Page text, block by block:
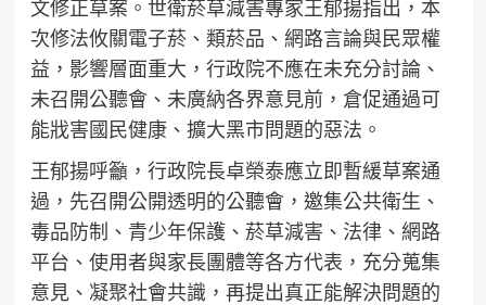
文修正草案。世衛菸草減害專家王郁揚指出，本
次修法攸關電子菸、類菸品、網路言論與民眾權
益，影響層面重大，行政院不應在未充分討論、
未召開公聽會、未廣納各界意見前，倉促通過可
能戕害國民健康、擴大黑市問題的惡法。
王郁揚呼籲，行政院長卓榮泰應立即暫緩草案通
過，先召開公開透明的公聽會，邀集公共衛生、
毒品防制、青少年保護、菸草減害、法律、網路
平台、使用者與家長團體等各方代表，充分蒐集
意見、凝聚社會共識，再提出真正能解決問題的